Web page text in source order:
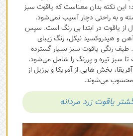
درجه سختی 10 دارد؛ این نکته بدان معناست که یاقوت سبز
و به راحتی دچار آسیب نمی‌شود.
از یاقوت در ابتدا بی رنگ است. سپس
و هیدروکسید نیکل، رنگ زیبای
طیف رنگی یاقوت سبز بسیار گسترده
سبز تیره و پررنگ را شامل می‌شود.
بخش هایی از آمریکا و برزیل از
محسوب می‌شوند.
یاقوت زرد مردانه